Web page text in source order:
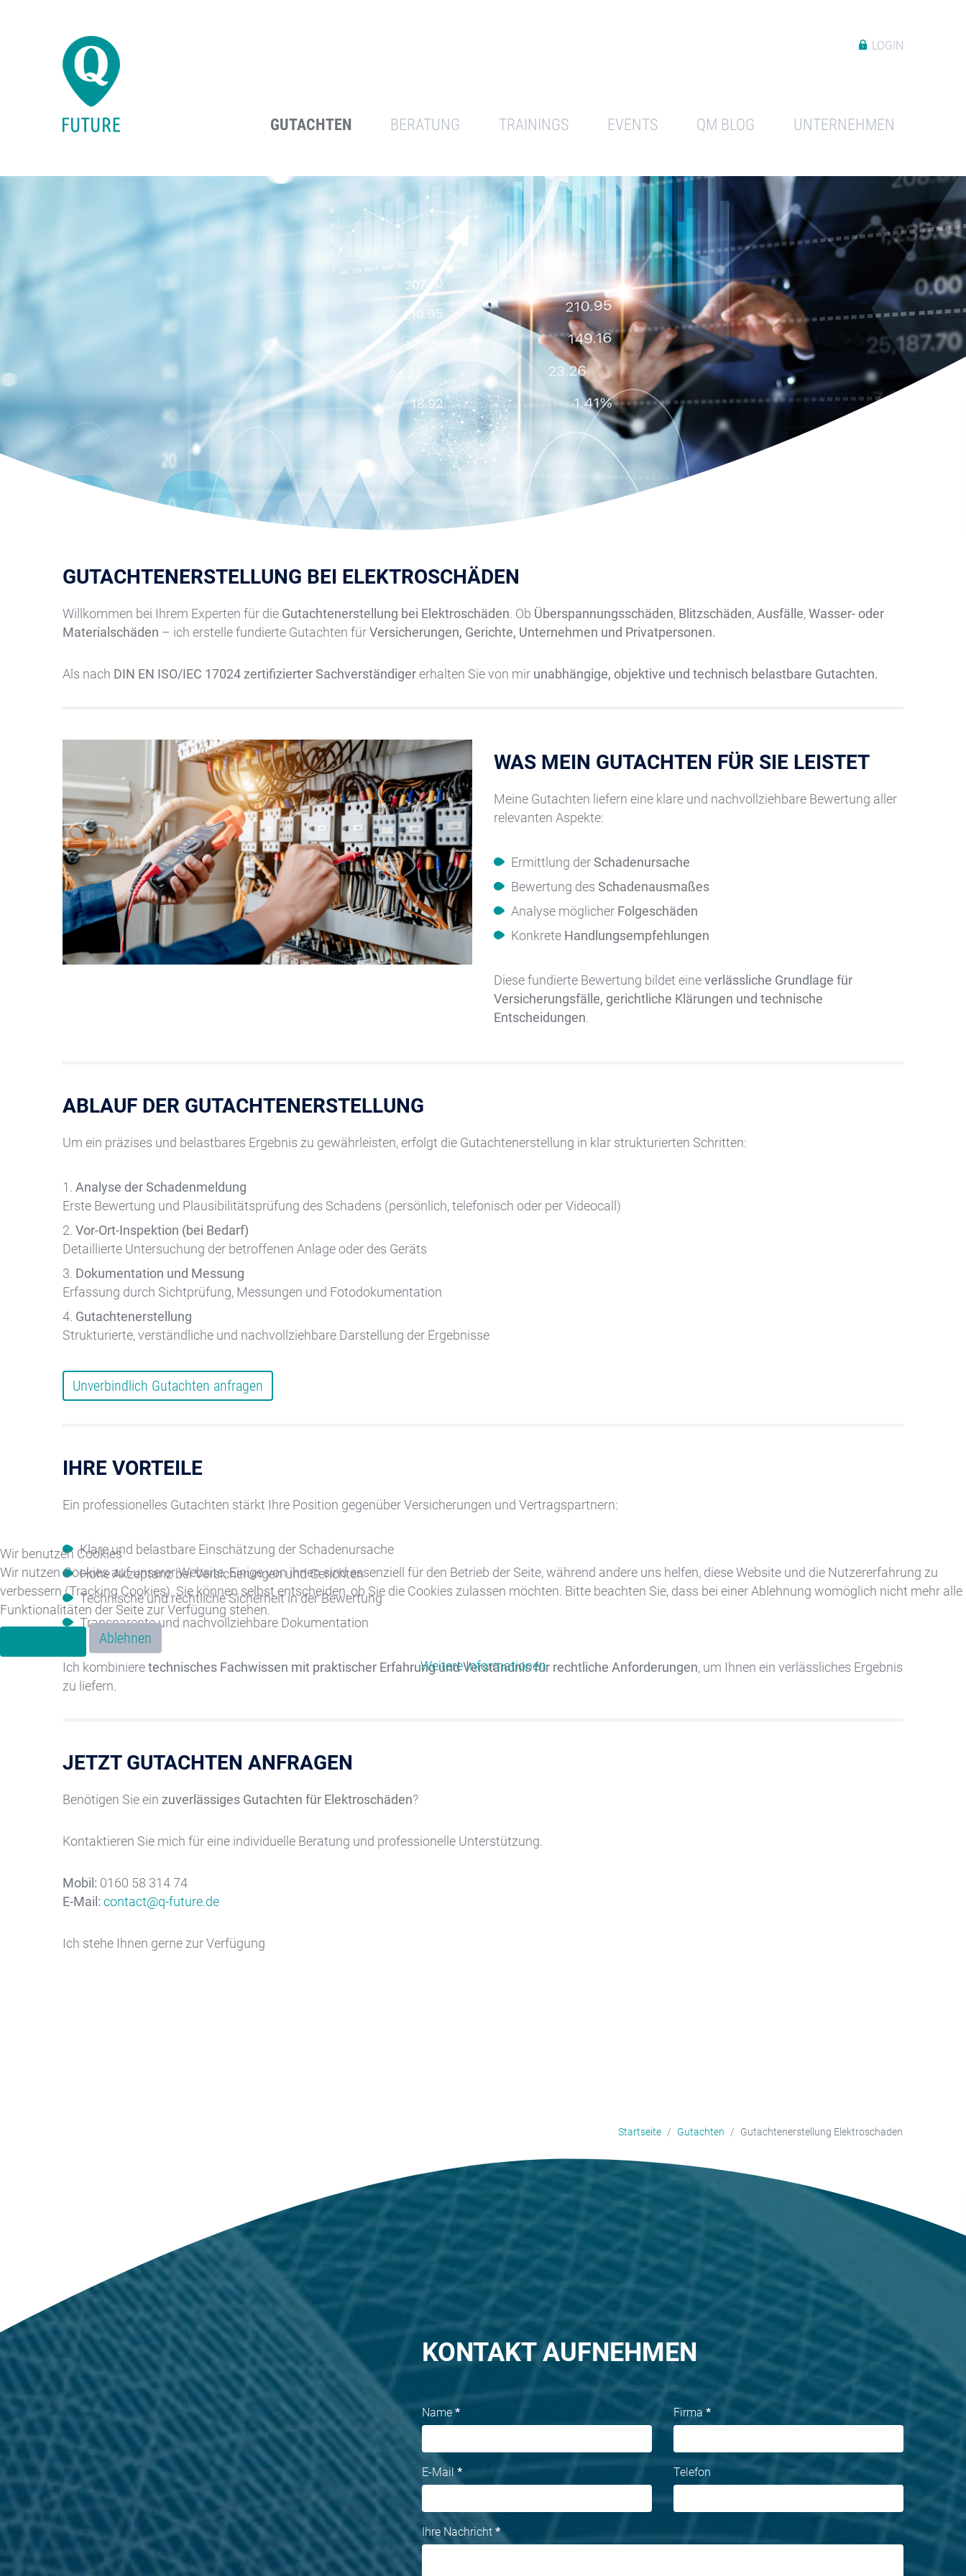
LOGIN
GUTACHTEN BERATUNG TRAININGS EVENTS QM BLOG UNTERNEHMEN
GUTACHTENERSTELLUNG BEI ELEKTROSCHÄDEN
Willkommen bei Ihrem Experten für die Gutachtenerstellung bei Elektroschäden. Ob Überspannungsschäden, Blitzschäden,Ausfälle,Wasser- oder
Materialschäden – ich erstelle fundierte Gutachten fürVersicherungen, Gerichte, Unternehmen und Privatpersonen.
Als nach DIN EN ISO/IEC 17024 zertifizierter Sachverständigererhalten Sie von mir unabhängige, objektive und technisch belastbare Gutachten.
WAS MEIN GUTACHTEN FÜR SIE LEISTET
Meine Gutachten liefern eine klare und nachvollziehbare Bewertung aller
relevanten Aspekte:
Ermittlung derSchadenursache
Bewertung des Schadenausmaßes
Analyse möglicher Folgeschäden
Konkrete Handlungsempfehlungen
Diese fundierte Bewertung bildet eineverlässliche Grundlage für
Versicherungsfälle, gerichtliche Klärungen und technische
Entscheidungen.
ABLAUF DER GUTACHTENERSTELLUNG
Um ein präzises und belastbares Ergebnis zu gewährleisten, erfolgt die Gutachtenerstellung in klar strukturierten Schritten:
Analyse der Schadenmeldung
Erste Bewertung und Plausibilitätsprüfung des Schadens (persönlich, telefonisch oder per Videocall)
Vor-Ort-Inspektion (bei Bedarf)
Detaillierte Untersuchung der betroffenen Anlage oder des Geräts
Dokumentation und Messung
Erfassung durch Sichtprüfung, Messungen und Fotodokumentation
Gutachtenerstellung
Strukturierte, verständliche und nachvollziehbare Darstellung der Ergebnisse
Unverbindlich Gutachten anfragen
IHRE VORTEILE
Ein professionelles Gutachten stärkt Ihre Position gegenüber Versicherungen und Vertragspartnern:
Klare und belastbare Einschätzung der Schadenursache
Hohe Akzeptanz bei Versicherungen und Gerichten
Technische und rechtliche Sicherheit in der Bewertung
Transparente und nachvollziehbare Dokumentation
Ich kombinieretechnisches Fachwissen mit praktischer Erfahrung und Verständnis für rechtliche Anforderungen, um Ihnen ein verlässliches Ergebnis
zu liefern.
JETZT GUTACHTEN ANFRAGEN
Benötigen Sie ein zuverlässiges Gutachten für Elektroschäden?
Kontaktieren Sie mich für eine individuelle Beratung und professionelle Unterstützung.
Mobil: 0160 58 314 74
E-Mail: contact@q-future.de
Ich stehe Ihnen gerne zur Verfügung
Startseite Gutachten Gutachtenerstellung Elektroschaden
KONTAKT AUFNEHMEN
Name * Firma *
E-Mail* Telefon
Ihre Nachricht *
Wir benutzen Cookies
Wir nutzen Cookies auf unserer Website. Einige von ihnen sind essenziell für den Betrieb der Seite, während andere uns helfen, diese Website und die Nutzererfahrung zu
verbessern (Tracking Cookies). Sie können selbst entscheiden, ob Sie die Cookies zulassen möchten. Bitte beachten Sie, dass bei einer Ablehnung womöglich nicht mehr alle
Funktionalitäten der Seite zur Verfügung stehen.
Ablehnen
Weitere Informationen